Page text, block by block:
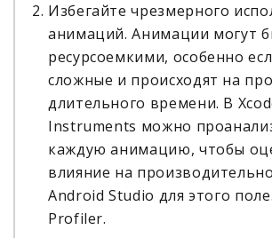
Избегайте чрезмерного
анимаций. Анимации могут
ресурсоемкими, особенно
сложные и происходят на
длительного времени. В
Instruments можно
каждую анимацию, чтобы
влияние на
Android Studio для этого
Profiler.